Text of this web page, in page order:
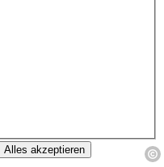
Alles akzeptieren